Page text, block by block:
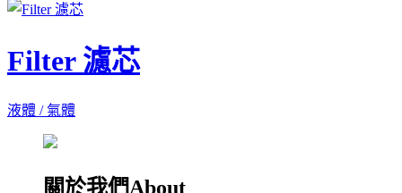
Filter 濾芯
液體 / 氣體
關於我們About